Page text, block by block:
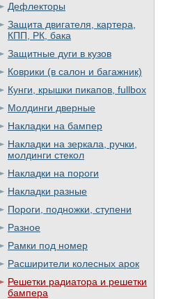
Дефлекторы
Защита двигателя, картера,
КПП, РК, бака
Защитные дуги в кузов
Коврики (в салон и багажник)
Кунги, крышки пикапов, fullbox
Молдинги дверные
Накладки на бампер
Накладки на зеркала, ручки,
молдинги стекол
Накладки на пороги
Накладки разные
Пороги, подножки, ступени
Разное
Рамки под номер
Расширители колесных арок
Решетки радиатора и решетки
бампера